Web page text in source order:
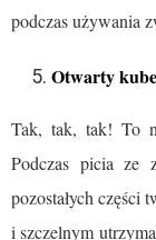
podczas używania
Otwarty
Tak, tak, tak! To
Podczas picia ze
pozostałych części
i szczelnym